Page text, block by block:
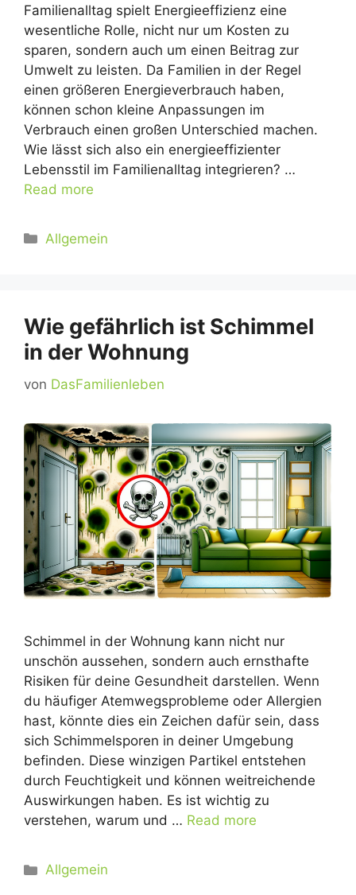
Familienalltag spielt Energieeffizienz eine
wesentliche Rolle, nicht nur um Kosten zu
sparen, sondern auch um einen Beitrag zur
Umwelt zu leisten. Da Familien in der Regel
einen größeren Energieverbrauch haben,
können schon kleine Anpassungen im
Verbrauch einen großen Unterschied machen.
Wie lässt sich also ein energieeffizienter
Lebensstil im Familienalltag integrieren? …
Read more
Kategorien
Allgemein
Wie gefährlich ist Schimmel
in der Wohnung
von DasFamilienleben
Schimmel in der Wohnung kann nicht nur
unschön aussehen, sondern auch ernsthafte
Risiken für deine Gesundheit darstellen. Wenn
du häufiger Atemwegsprobleme oder Allergien
hast, könnte dies ein Zeichen dafür sein, dass
sich Schimmelsporen in deiner Umgebung
befinden. Diese winzigen Partikel entstehen
durch Feuchtigkeit und können weitreichende
Auswirkungen haben. Es ist wichtig zu
verstehen, warum und … Read more
Kategorien
Allgemein